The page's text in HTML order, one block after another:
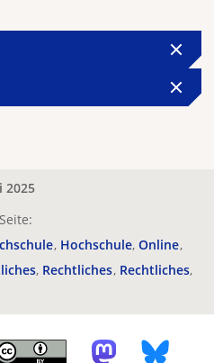
2025
Hochschule Online
Rechtliches Rechtliches